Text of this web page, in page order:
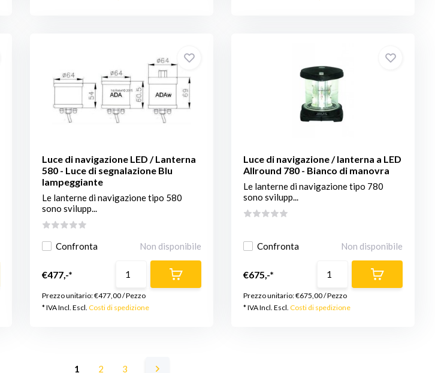
Luce di navigazione LED / Lanterna
580 - Luce di segnalazione Blu
lampeggiante
Le lanterne di navigazione tipo 580
sono svilupp...
Confronta Non disponibile
€477,-*
Prezzo unitario:€477,00/Pezzo
* IVA Incl. Escl. Costi di spedizione
Luce di navigazione / lanterna a LED
Allround 780 - Bianco di manovra
Le lanterne di navigazione tipo 780
sono svilupp...
Confronta Non disponibile
€675,-*
Prezzo unitario:€675,00/Pezzo
* IVA Incl. Escl.Costi di spedizione
1 2 3